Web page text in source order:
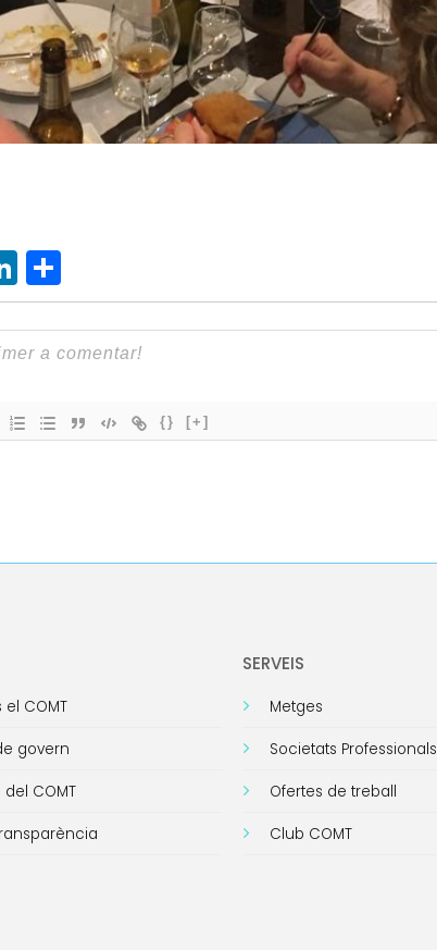
LinkedIn
Comparteix
{} [+]
el COMT
govern
del COMT
SERVEIS
Metges
Societats Professionals
Ofertes de treball
Club COMT